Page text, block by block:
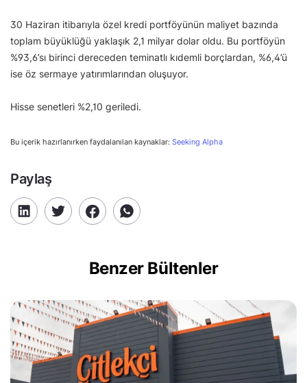
30 Haziran itibarıyla özel kredi portföyünün maliyet bazında
toplam büyüklüğü yaklaşık 2,1 milyar dolar oldu. Bu portföyün
%93,6’sı birinci dereceden teminatlı kıdemli borçlardan, %6,4’ü
ise öz sermaye yatırımlarından oluşuyor.
Hisse senetleri %2,10 geriledi.
Bu içerik hazırlanırken faydalanılan kaynaklar: Seeking Alpha
Paylaş
Benzer Bültenler